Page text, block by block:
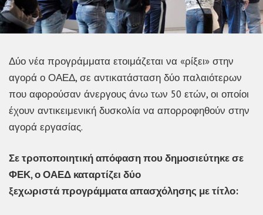
Δύο νέα προγράμματα ετοιμάζεται να «ρίξει» στην
αγορά ο ΟΑΕΔ, σε αντικατάσταση δύο παλαιότερων
που αφορούσαν άνεργους άνω των 50 ετών, οι οποίοι
έχουν αντικειμενική δυσκολία να απορροφηθούν στην
αγορά εργασίας.
Σε τροποποιητική απόφαση που δημοσιεύτηκε σε
ΦΕΚ, ο ΟΑΕΔ καταρτίζει δύο
ξεχωριστά προγράμματα απασχόλησης με τίτλο: